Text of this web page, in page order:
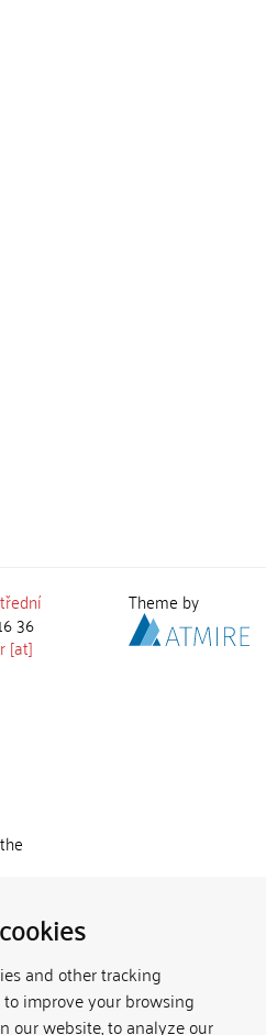
and other tracking
improve your browsing
our website, to analyze our
36
[at]
k
not
Theme by